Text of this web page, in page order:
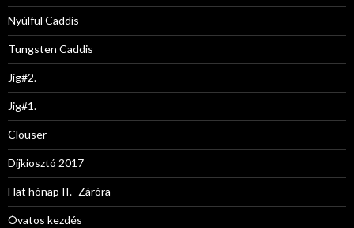
Nyúlfül Caddis
Tungsten Caddis
Jig#2.
Jig#1.
Clouser
Díjkiosztó 2017
Hat hónap II. -Záróra
Óvatos kezdés